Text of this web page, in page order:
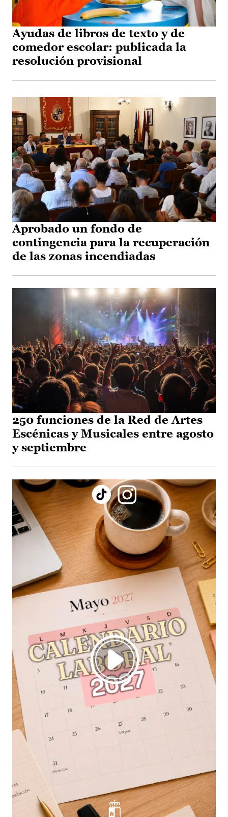
Ayudas de libros de texto y de
comedor escolar: publicada la
resolución provisional
Aprobado un fondo de
contingencia para la recuperación
de las zonas incendiadas
250 funciones de la Red de Artes
Escénicas y Musicales entre agosto
y septiembre